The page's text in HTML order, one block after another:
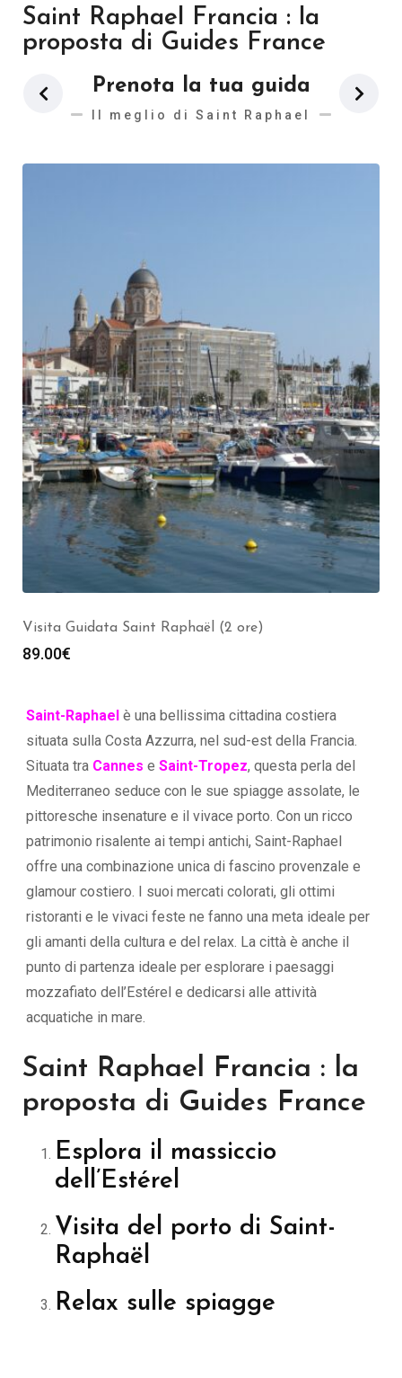
Saint Raphael Francia : la
proposta di Guides France
Prenota la tua guida
Il meglio di Saint Raphael
Visita Guidata Saint Raphaël (2 ore)
89.00€
Saint-Raphael è una bellissima cittadina costiera
situata sulla Costa Azzurra, nel sud-est della Francia.
Situata tra Cannes e Saint-Tropez, questa perla del
Mediterraneo seduce con le sue spiagge assolate, le
pittoresche insenature e il vivace porto. Con un ricco
patrimonio risalente ai tempi antichi, Saint-Raphael
offre una combinazione unica di fascino provenzale e
glamour costiero. I suoi mercati colorati, gli ottimi
ristoranti e le vivaci feste ne fanno una meta ideale per
gli amanti della cultura e del relax. La città è anche il
punto di partenza ideale per esplorare i paesaggi
mozzafiato dell’Estérel e dedicarsi alle attività
acquatiche in mare.
Saint Raphael Francia : la
proposta di Guides France
Esplora il massiccio
dell’Estérel
Visita del porto di Saint-
Raphaël
Relax sulle spiagge